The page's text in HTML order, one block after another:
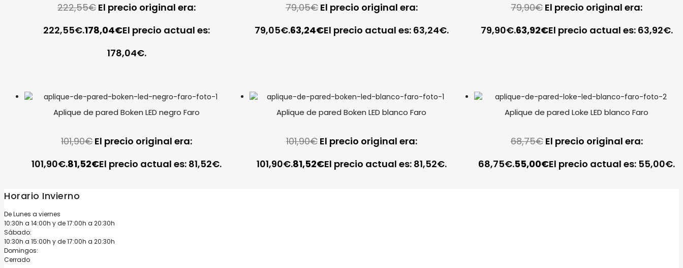
222,55€El precio original era:
222,55€.178,04€El precio actual es:
178,04€.
79,05€ El precio original era:
79,05€.63,24€El precio actual es: 63,24€.
79,90€ El precio original era:
79,90€.63,92€El precio actual es: 63,92€.
Aplique de pared Boken LED negro Faro
101,90€El precio original era:
101,90€.81,52€El precio actual es: 81,52€.
Aplique de pared Boken LED blanco Faro
101,90€ El precio original era:
101,90€.81,52€El precio actual es: 81,52€.
Aplique de pared Loke LED blanco Faro
68,75€ El precio original era:
68,75€.55,00€El precio actual es: 55,00€.
Horario Invierno
De Lunes a viernes
10:30h a 14:00h y de 17:00h a 20:30h
Sábado:
10:30h a 15:00h y de 17:00h a 20:30h
Domingos:
Cerrado